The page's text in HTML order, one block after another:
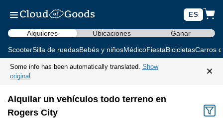
ES
Alquileres Ubicaciones Ganar
ScooterSilla de ruedasBebés y niñosMédicoFiestaBicicletasCarros
Some info has been automatically translated. Show
original
×
Alquilar un vehículos todo terreno en
Rogers City